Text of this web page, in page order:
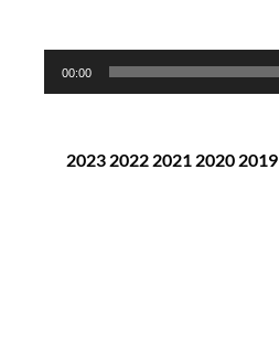
00:00
2019
2020
2021
2022
2023